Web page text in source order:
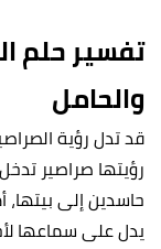
تفسير حلم
والحامل
قد تدل رؤية
رؤيتها صراصير
حاسدين إلى
يدل على سماعها